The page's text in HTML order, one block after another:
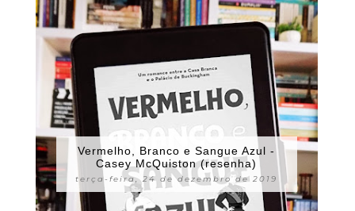
Vermelho, Branco e Sangue Azul -
Casey McQuiston (resenha)
terça-feira, 24 de dezembro de 2019